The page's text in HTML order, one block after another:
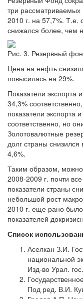
три
2010 г. на 57,7%.
снижался более, чем
Рис. 3. Резервный
Цена на нефть
повысилась на 29%.
Показатели экспорта
34,3%
показатели экспорта
соответственно, но
Золотовалютные
долг страны
4,6%.
Таким образом, можно
2008-2009 г. почти
показатели страны
небольшой рост
2010 г. еще рано было
показателей
Список
Аселкан З.И.
национальной
Изд-во Урал.
Под ред. В.И.